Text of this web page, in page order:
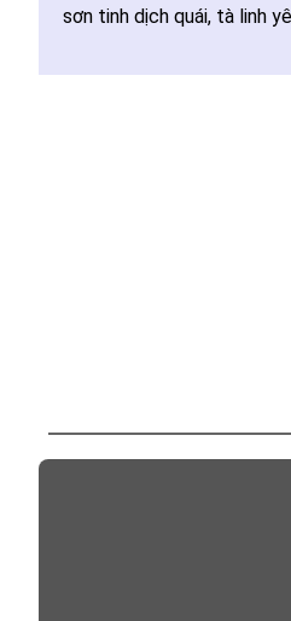
sơn tinh dịch quái, tà linh